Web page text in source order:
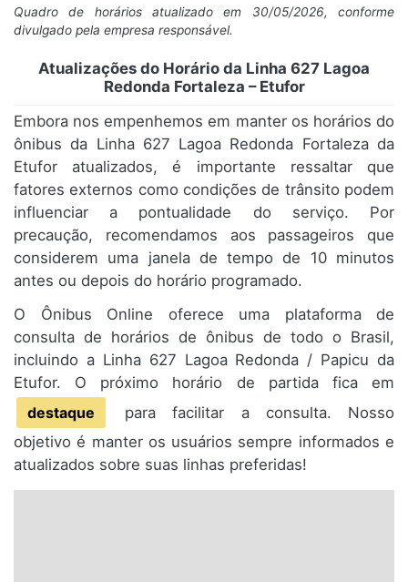
Quadro de horários atualizado em 30/05/2026, conforme
divulgado pela empresa responsável.
Atualizações do Horário da Linha 627 Lagoa
Redonda Fortaleza – Etufor
Embora nos empenhemos em manter os horários do
ônibus da Linha 627 Lagoa Redonda Fortaleza da
Etufor atualizados, é importante ressaltar que
fatores externos como condições de trânsito podem
influenciar a pontualidade do serviço. Por
precaução, recomendamos aos passageiros que
considerem uma janela de tempo de 10 minutos
antes ou depois do horário programado.
O Ônibus Online oferece uma plataforma de
consulta de horários de ônibus de todo o Brasil,
incluindo a Linha 627 Lagoa Redonda / Papicu da
Etufor. O próximo horário de partida fica em
destaque
para facilitar a consulta. Nosso
objetivo é manter os usuários sempre informados e
atualizados sobre suas linhas preferidas!